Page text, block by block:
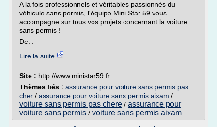
A la fois professionnels et véritables passionnés du
véhicule sans permis, l'équipe Mini Star 59 vous
accompagne sur tous vos projets concernant la voiture
sans permis !
De...
Lire la suite
Site : http://www.ministar59.fr
Thèmes liés : assurance pour voiture sans permis pas
cher / assurance pour voiture sans permis aixam /
voiture sans permis pas chere / assurance pour
voiture sans permis / voiture sans permis aixam